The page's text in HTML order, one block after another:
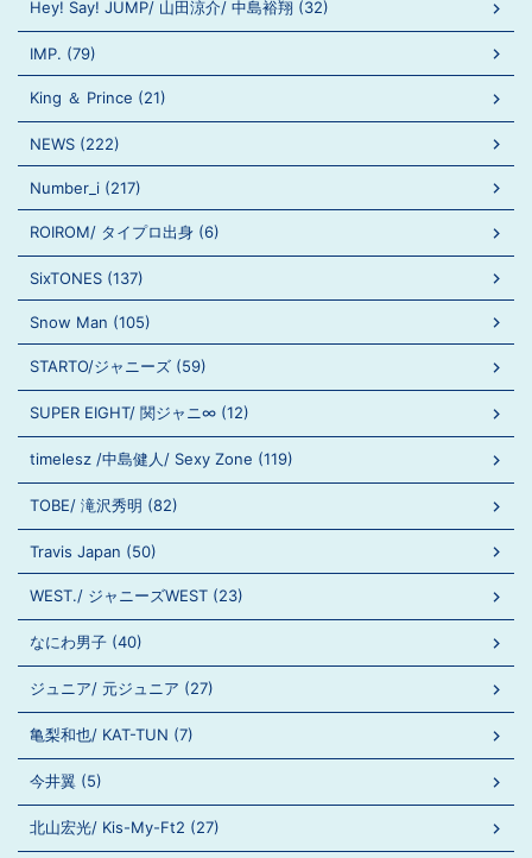
Hey! Say! JUMP/ 山田涼介/ 中島裕翔 (32)
IMP. (79)
King ＆ Prince (21)
NEWS (222)
Number_i (217)
ROIROM/ タイプロ出身 (6)
SixTONES (137)
Snow Man (105)
STARTO/ジャニーズ (59)
SUPER EIGHT/ 関ジャニ∞ (12)
timelesz /中島健人/ Sexy Zone (119)
TOBE/ 滝沢秀明 (82)
Travis Japan (50)
WEST./ ジャニーズWEST (23)
なにわ男子 (40)
ジュニア/ 元ジュニア (27)
亀梨和也/ KAT-TUN (7)
今井翼 (5)
北山宏光/ Kis-My-Ft2 (27)